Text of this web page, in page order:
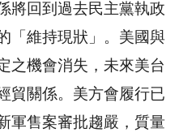
將回到過去民主黨執政
「維持現狀」。美國與
之機會消失，未來美台
貿關係。美方會履行已
軍售案審批趨嚴，質量